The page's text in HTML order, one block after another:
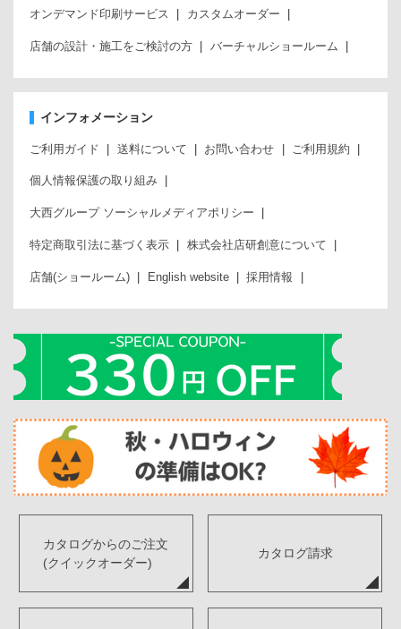
オンデマンド印刷サービス カスタムオーダー
店舗の設計・施工をご検討の方 バーチャルショールーム
インフォメーション
ご利用ガイド 送料について お問い合わせ ご利用規約
個人情報保護の取り組み
大西グループ ソーシャルメディアポリシー
特定商取引法に基づく表示 株式会社店研創意について
店舗(ショールーム) English website 採用情報
カタログからのご注文
(クイックオーダー)
カタログ請求